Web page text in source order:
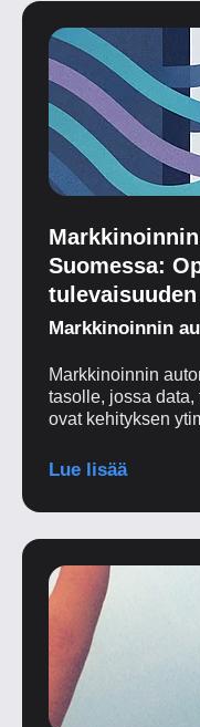
Suomessa:
Markkinoinnin
Markkinoinnin
tasolle, jossa
ovat kehityksen
Lue lisää